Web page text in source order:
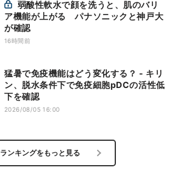
ア機能が上がる パナソニックと神戸大
が確認
16時間前
猛暑で免疫機能はどう変化する？ - キリ
ン、脱水条件下で免疫細胞pDCの活性低
下を確認
2026/08/05 16:00
ランキングをもっと見る